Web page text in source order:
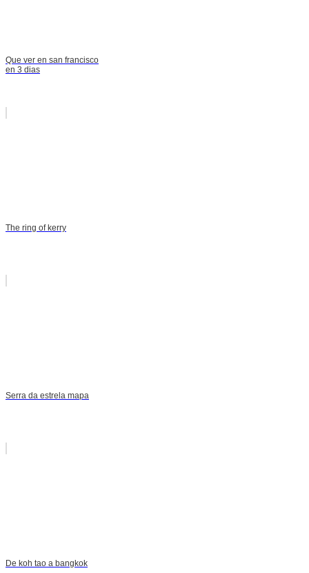
Que ver en san francisco
en 3 dias
The ring of kerry
Serra da estrela mapa
De koh tao a bangkok